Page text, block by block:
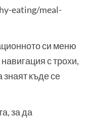
eating/meal-
си меню
с трохи,
знаят къде се
за да